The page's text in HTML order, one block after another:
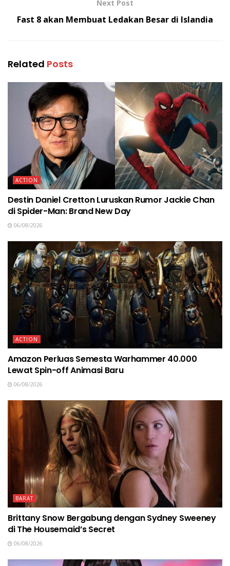
Next Post
Fast 8 akan Membuat Ledakan Besar di Islandia
Related Posts
ACTION
Destin Daniel Cretton Luruskan Rumor Jackie Chan
di Spider-Man: Brand New Day
06/08/2026
ACTION
Amazon Perluas Semesta Warhammer 40.000
Lewat Spin-off Animasi Baru
06/08/2026
BARAT
Brittany Snow Bergabung dengan Sydney Sweeney
di The Housemaid’s Secret
06/08/2026